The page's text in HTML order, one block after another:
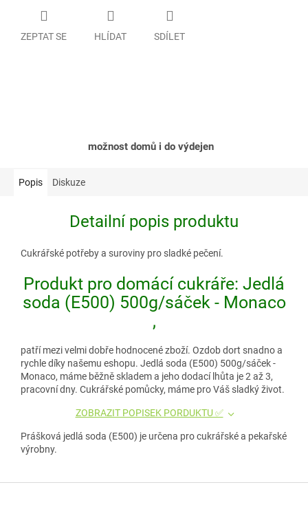
ZEPTAT SE HLÍDAT SDÍLET
možnost domů i do výdejen
Popis Diskuze
Detailní popis produktu
Cukrářské potřeby a suroviny pro sladké pečení.
Produkt pro domácí cukráře: Jedlá
soda (E500) 500g/sáček - Monaco
,
patří mezi velmi dobře hodnocené zboží. Ozdob dort snadno a
rychle díky našemu eshopu. Jedlá soda (E500) 500g/sáček -
Monaco, máme běžně skladem a jeho dodací lhůta je 2 až 3,
pracovní dny. Cukrářské pomůcky, máme pro Váš sladký život.
ZOBRAZIT POPISEK PORDUKTU ✅
Prášková jedlá soda (E500) je určena pro cukrářské a pekařské
výrobny.